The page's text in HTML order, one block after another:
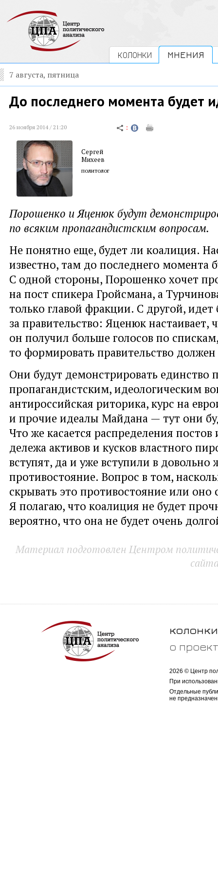
КОЛОНКИ МНЕНИЯ
7 августа, пятница
До последнего момента будет
26 ноября 2014 / 21:20
Сергей
Михеев
политолог
Порошенко и Яценюк будут
по всяким пропагандистским вопросам.
Не понятно еще, будет ли коалиция.
известно, там до последнего момента
С одной стороны, Порошенко хочет
на пост спикера Гройсмана, а
только главой фракции. С другой, идет
за правительство: Яценюк настаивает,
он получил больше голосов по спискам,
то формировать правительство
Они будут демонстрировать единство
пропагандистским, идеологическим
антироссийская риторика, курс на
и прочие идеалы Майдана — тут они
Что же касается распределения
дележа активов и кусков властного
вступят, да и уже вступили в довольно
противостояние. Вопрос в том,
скрывать это противостояние или оно
Я полагаю, что коалиция не будет
вероятно, что она не будет очень
Материал подготовлен Центром
колонки
о
2026 © Центр
При
Отдельные
не